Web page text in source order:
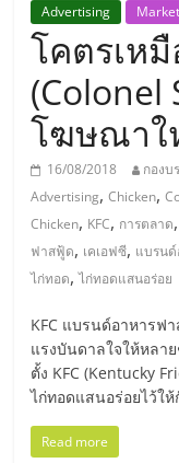
เอ
ส
เอ็
มอี
ไทย,
SMEs,
แฟ
Advertising
โคตรเห
(Colonel
โฆษณาใ
16/08/2018 กองบ
Advertising,Chicken,
Chicken, KFC, การตลาด
ฟาสฟู้ด, เคเอฟซี, แบรน
ไก่ทอด,ไก่ทอดแสนอร่อย
KFC แบรนด์อาหารฟ
แรงบันดาลใจให้หลา
ตั้ง KFC (Kentucky
ไก่ทอดแสนอร่อยไว้ใ
Read more